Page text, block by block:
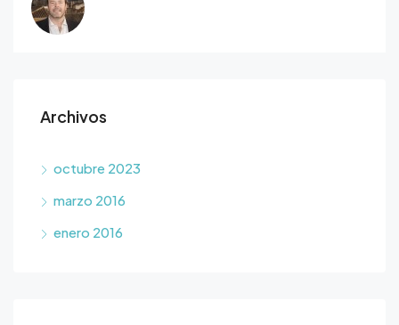
Archivos
octubre 2023
marzo 2016
enero 2016